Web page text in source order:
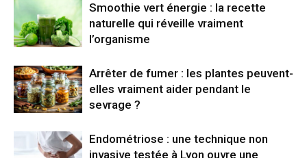
Smoothie vert énergie : la recette
naturelle qui réveille vraiment
l’organisme
Arrêter de fumer : les plantes peuvent-
elles vraiment aider pendant le
sevrage ?
Endométriose : une technique non
invasive testée à Lyon ouvre une